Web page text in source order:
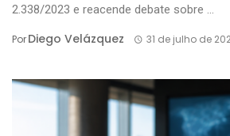
2.338/2023 e reacende debate sobre ...
PorDiego Velázquez 31 de julho de